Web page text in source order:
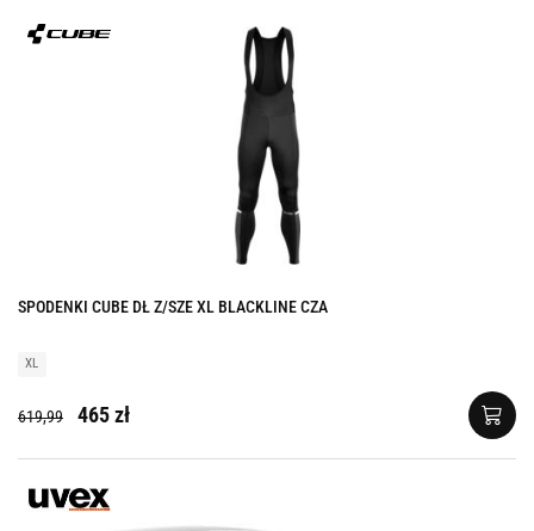
SPODENKI CUBE DŁ Z/SZE XL BLACKLINE CZA
XL
619,99 465 zł